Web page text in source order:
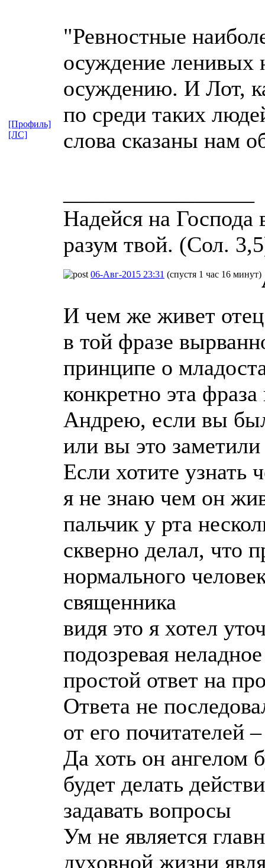
"Ревностные
осуждение ленивых
осуждению. И Лот,
по среди таких
слова сказаны нам
Надейся на Господа
разум твой. (Сол.
[Профиль]
[ЛС]
06-Авг-2015 23:31 (спустя 1 час 16 минут)
И чем же живет
в той фразе
принципе о
конкретно эта
Андрею, если вы
или вы это
Если хотите узнать
я не знаю чем он
пальчик у рта
скверно делал, что
нормального
священника
видя это я хотел
подозревая
простой ответ на
Ответа не
от его почитателей
Да хоть он ангелом
будет делать
задавать вопросы
Ум не является
духовной жизни